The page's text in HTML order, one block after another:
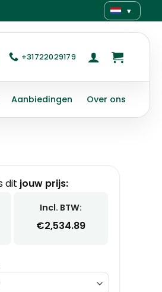
▾
+31722029179
Aanbiedingen Over ons
dit jouw prijs:
Incl. BTW:
€2,534.89